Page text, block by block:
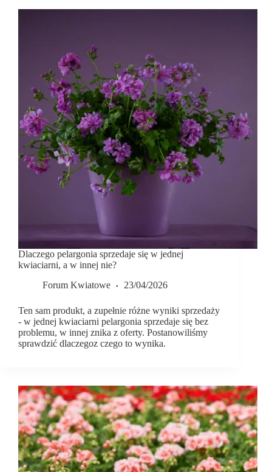
Dlaczego pelargonia sprzedaje się w jednej
kwiaciarni, a w innej nie?
Forum Kwiatowe
23/04/2026
Ten sam produkt, a zupełnie różne wyniki sprzedaży
- w jednej kwiaciarni pelargonia sprzedaje się bez
problemu, w innej znika z oferty. Postanowiliśmy
sprawdzić dlaczegoz czego to wynika.